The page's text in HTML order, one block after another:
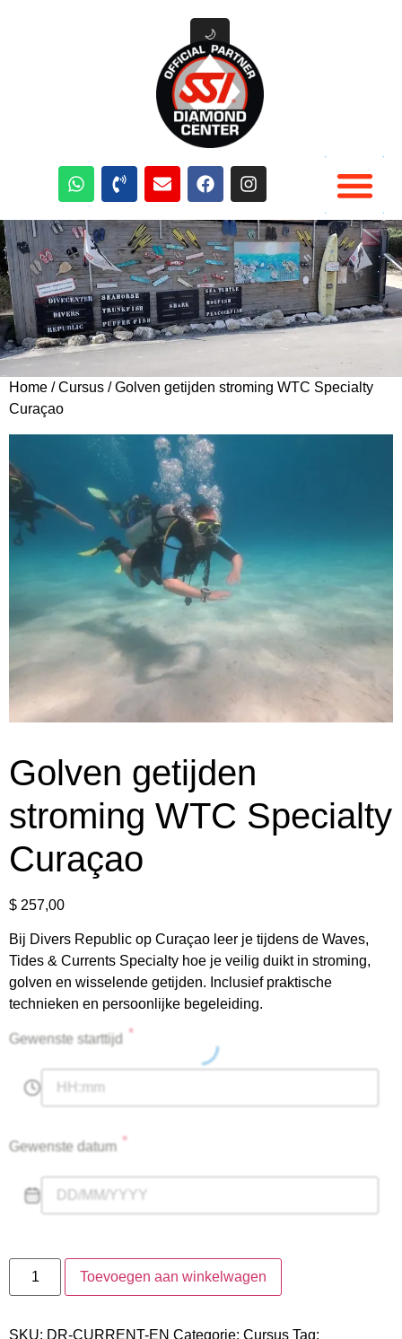
🌙
Home /Cursus / Golven getijden stroming WTC Specialty
Curaçao
Golven getijden
stroming WTC Specialty
Curaçao
$ 257,00
Bij Divers Republic op Curaçao leer je tijdens de Waves,
Tides & Currents Specialty hoe je veilig duikt in stroming,
golven en wisselende getijden. Inclusief praktische
technieken en persoonlijke begeleiding.
Gewenste starttijd *
Gewenste datum *
Toevoegen aan winkelwagen
SKU: DR-CURRENT-EN Categorie: Cursus Tag: